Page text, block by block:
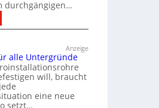
d
r
l
e
k
t
durchgängigen…
m
Anzeige
alle Untergründe
will, braucht
eine neue
setzt…